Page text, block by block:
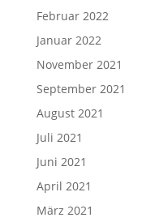
Februar 2022
Januar 2022
November 2021
September 2021
August 2021
Juli 2021
Juni 2021
April 2021
März 2021